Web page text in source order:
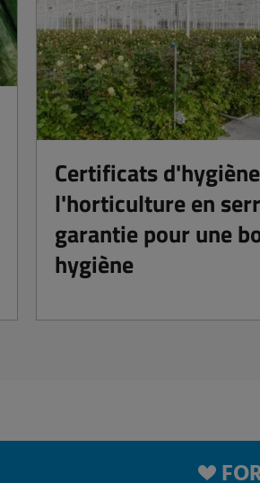
Certificats
l'horticulture en
garantie pour une
hygiène